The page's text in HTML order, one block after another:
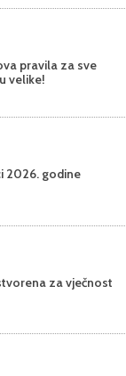
pravila za sve
velike!
2026. godine
za vječnost